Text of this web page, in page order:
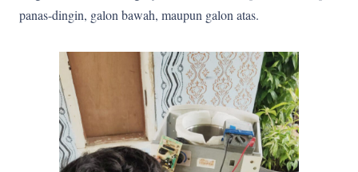
panas-dingin, galon bawah, maupun galon atas.